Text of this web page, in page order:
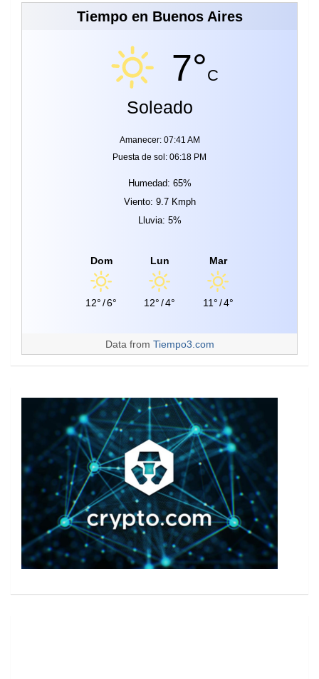
Tiempo en Buenos Aires
7°C
Soleado
Amanecer: 07:41 AM
Puesta de sol: 06:18 PM
Humedad: 65%
Viento: 9.7 Kmph
Lluvia: 5%
Dom
12°/6°
Lun
12°/4°
Mar
11°/4°
Data from Tiempo3.com